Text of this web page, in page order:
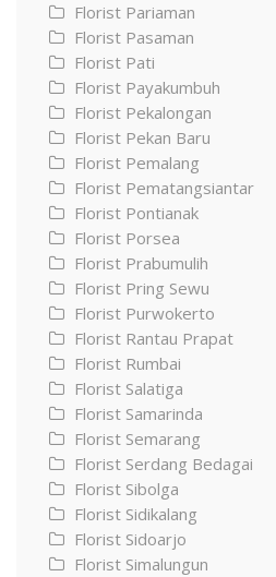
Florist Pariaman
Florist Pasaman
Florist Pati
Florist Payakumbuh
Florist Pekalongan
Florist Pekan Baru
Florist Pemalang
Florist Pematangsiantar
Florist Pontianak
Florist Porsea
Florist Prabumulih
Florist Pring Sewu
Florist Purwokerto
Florist Rantau Prapat
Florist Rumbai
Florist Salatiga
Florist Samarinda
Florist Semarang
Florist Serdang Bedagai
Florist Sibolga
Florist Sidikalang
Florist Sidoarjo
Florist Simalungun